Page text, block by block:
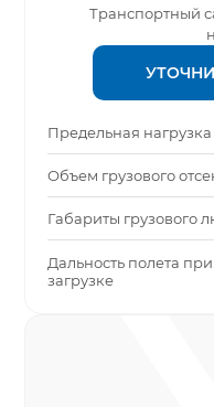
Транспортный
Предельная нагрузка
Объем грузового
Габариты грузового
Дальность полета
загрузке